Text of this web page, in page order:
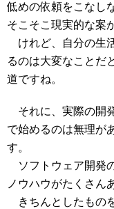
低めの依頼をこなし
そこそこ現実的な案
けれど、自分の生
るのは大変なことだ
道ですね。
それに、実際の開
で始めるのは無理が
す。
ソフトウェア開発
ノウハウがたくさん
きちんとしたもの